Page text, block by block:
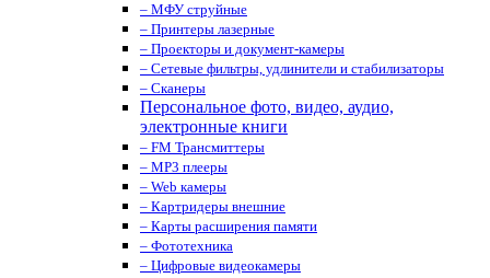
– МФУ струйные
– Принтеры лазерные
– Проекторы и документ-камеры
– Сетевые фильтры, удлинители и стабилизаторы
– Сканеры
Персональное фото, видео, аудио,
электронные книги
– FM Трансмиттеры
– MP3 плееры
– Web камеры
– Картридеры внешние
– Карты расширения памяти
– Фототехника
– Цифровые видеокамеры